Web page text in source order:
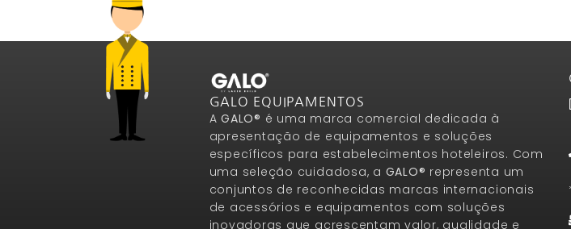
GALO EQUIPAMENTOS
AGALO® é uma marca comercial dedicada à
apresentação de equipamentos e soluções
específicos para estabelecimentos hoteleiros. Com
uma seleção cuidadosa, a GALO® representa um
conjuntos de reconhecidas marcas internacionais
de acessórios e equipamentos com soluções
inovadoras que acrescentam valor, qualidade e